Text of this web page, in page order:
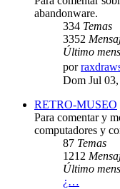
abandonware.
334 Temas
3352
Último
por
Dom Jul
RETRO-MUSEO
Para comentar y
computadores y
87 Temas
1212
Último
¿…